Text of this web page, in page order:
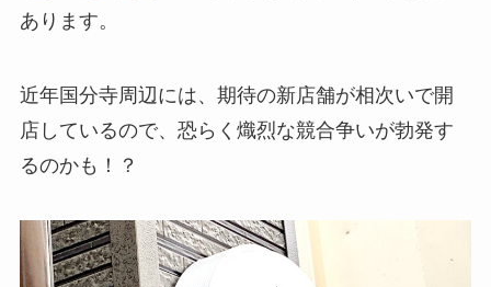
あります。
近年国分寺周辺には、期待の新店舗が相次いで開
店しているので、恐らく熾烈な競合争いが勃発す
るのかも！？